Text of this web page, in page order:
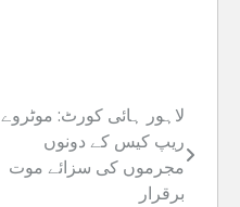
لاہور ہائی کورٹ: موٹروے
ریپ کیس کے دونوں
مجرموں کی سزائے موت
برقرار